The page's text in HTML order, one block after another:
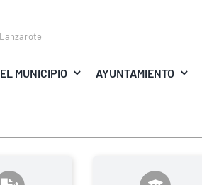
EL MUNICIPIO AYUNTAMIENTO